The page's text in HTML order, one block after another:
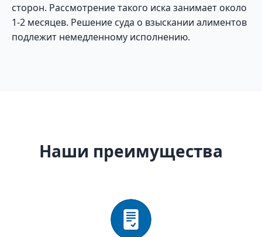
сторон. Рассмотрение такого иска занимает около
1-2 месяцев. Решение суда о взыскании алиментов
подлежит немедленному исполнению.
Наши преимущества